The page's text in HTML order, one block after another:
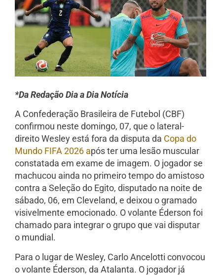
*Da Redação Dia a Dia Notícia
A Confederação Brasileira de Futebol (CBF)
confirmou neste domingo, 07, que o lateral-
direito Wesley está fora da disputa da Copa do
Mundo FIFA 2026 após ter uma lesão muscular
constatada em exame de imagem. O jogador se
machucou ainda no primeiro tempo do amistoso
contra a Seleção do Egito, disputado na noite de
sábado, 06, em Cleveland, e deixou o gramado
visivelmente emocionado. O volante Éderson ​foi
⁠chamado para ​integrar o grupo que ⁠vai disputar
o ​mundial.
Para o lugar de Wesley, Carlo Ancelotti convocou
o volante Éderson, da Atalanta. O jogador já